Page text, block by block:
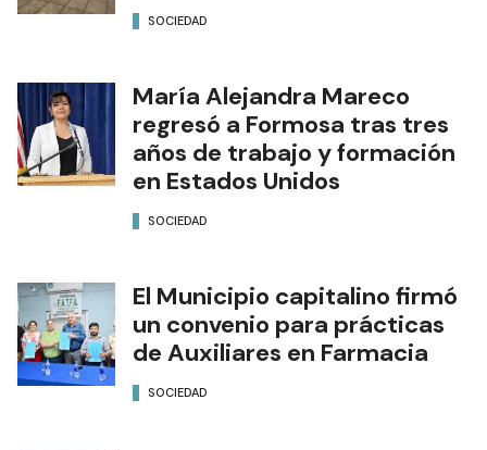
SOCIEDAD
María Alejandra Mareco
regresó a Formosa tras tres
años de trabajo y formación
en Estados Unidos
SOCIEDAD
El Municipio capitalino firmó
un convenio para prácticas
de Auxiliares en Farmacia
SOCIEDAD